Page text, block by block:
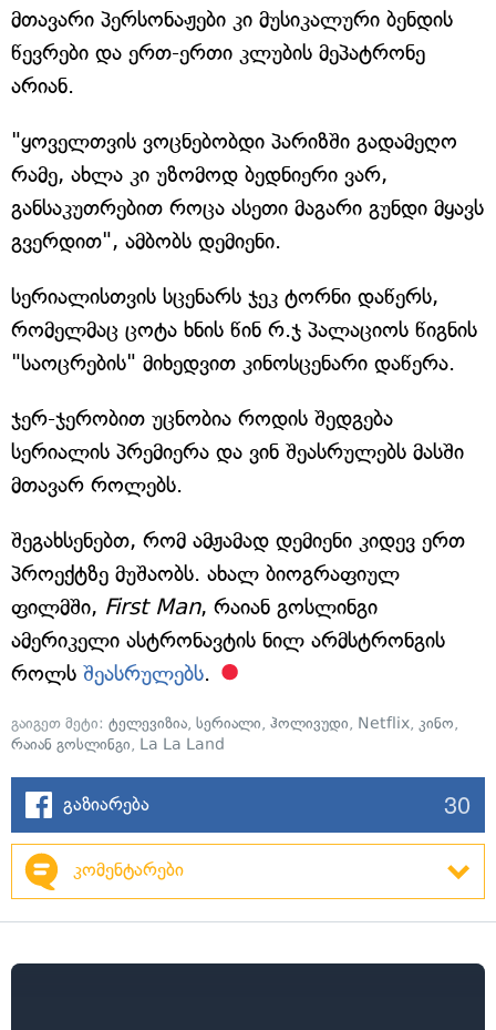
მთავარი პერსონაჟები კი მუსიკალური ბენდის
წევრები და ერთ-ერთი კლუბის მეპატრონე
არიან.
"ყოველთვის ვოცნებობდი პარიზში გადამეღო
რამე, ახლა კი უზომოდ ბედნიერი ვარ,
განსაკუთრებით როცა ასეთი მაგარი გუნდი მყავს
გვერდით", ამბობს დემიენი.
სერიალისთვის სცენარს ჯეკ ტორნი დაწერს,
რომელმაც ცოტა ხნის წინ რ.ჯ პალაციოს წიგნის
"საოცრების" მიხედვით კინოსცენარი დაწერა.
ჯერ-ჯერობით უცნობია როდის შედგება
სერიალის პრემიერა და ვინ შეასრულებს მასში
მთავარ როლებს.
შეგახსენებთ, რომ ამჟამად დემიენი კიდევ ერთ
პროექტზე მუშაობს. ახალ ბიოგრაფიულ
ფილმში, First Man, რაიან გოსლინგი
ამერიკელი ასტრონავტის ნილ არმსტრონგის
როლს შეასრულებს.
გაიგეთ მეტი: ტელევიზია, სერიალი, ჰოლივუდი, Netflix, კინო,
რაიან გოსლინგი, La La Land
გაზიარება 30
კომენტარები